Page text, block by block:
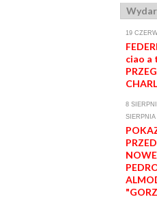
19
ciao
8